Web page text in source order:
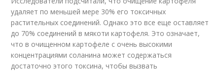
удаляет по меньшей мере 30% его токсичных
растительных соединений. Однако это все еще оставляет
до 70% соединений в мякоти картофеля. Это означает,
что в очищенном картофеле с очень высокими
концентрациями соланина может содержаться
достаточно этого токсина, чтобы вызвать